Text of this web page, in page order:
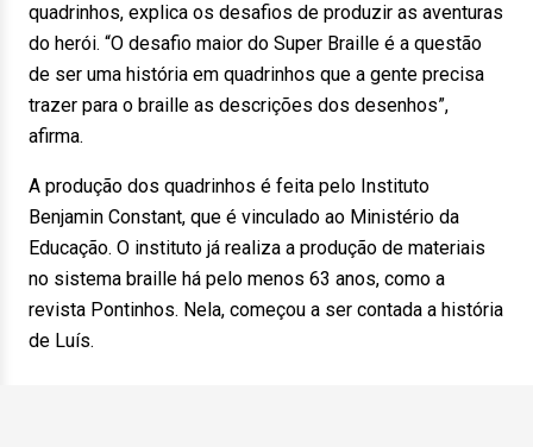
quadrinhos, explica os desafios de produzir as aventuras
do herói. “O desafio maior do Super Braille é a questão
de ser uma história em quadrinhos que a gente precisa
trazer para o braille as descrições dos desenhos”,
afirma.
A produção dos quadrinhos é feita pelo Instituto
Benjamin Constant, que é vinculado ao Ministério da
Educação. O instituto já realiza a produção de materiais
no sistema braille há pelo menos 63 anos, como a
revista Pontinhos. Nela, começou a ser contada a história
de Luís.